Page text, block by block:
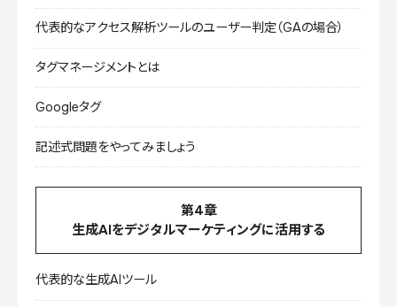
代表的なアクセス解析ツールのユーザー判定（GAの場合）
タグマネージメントとは
Googleタグ
記述式問題をやってみましょう
第4章
生成AIをデジタルマーケティングに活用する
代表的な生成AIツール